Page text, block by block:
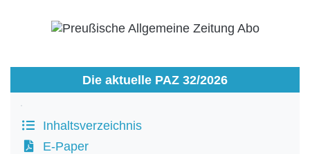
Die aktuelle PAZ 32/2026
Inhaltsverzeichnis
E-Paper